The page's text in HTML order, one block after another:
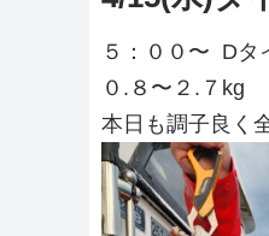
５：００〜 Dタ
０.８〜２.７kg
本日も調子良く